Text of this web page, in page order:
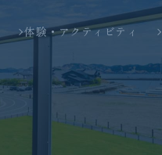
体験・アクティビティ